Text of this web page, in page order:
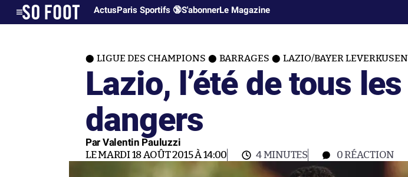
ActusParis Sportifs 🔞S'abonnerLe Magazine
LIGUE DES CHAMPIONS BARRAGES LAZIO/BAYER LEVERKUSEN
Lazio, l’été de tous les
dangers
Par Valentin Pauluzzi
LE MARDI 18 AOÛT 2015 À 14:00 4 MINUTES 0RÉACTION